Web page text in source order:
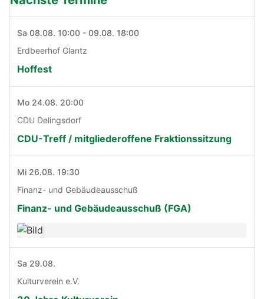
Sa 08.08. 10:00 - 09.08. 18:00
Erdbeerhof Glantz
Hoffest
Mo 24.08. 20:00
CDU Delingsdorf
CDU-Treff / mitgliederoffene Fraktionssitzung
Mi 26.08. 19:30
Finanz- und Gebäudeausschuß
Finanz- und Gebäudeausschuß (FGA)
Sa 29.08.
Kulturverein e.V.